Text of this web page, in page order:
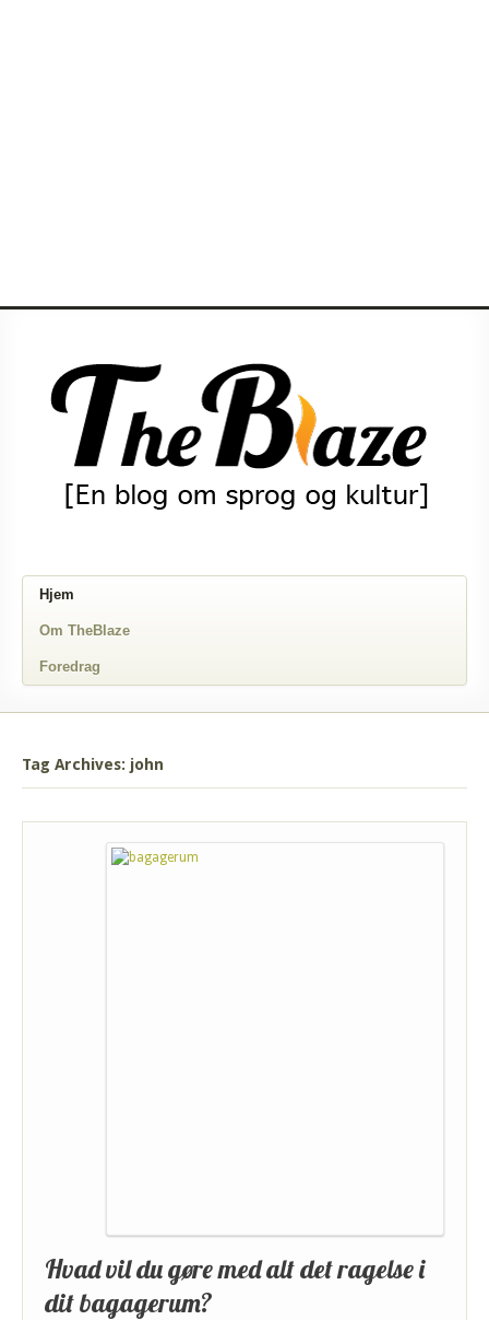
Hjem
Om TheBlaze
Foredrag
Tag Archives: john
Hvad vil du gøre med alt det ragelse i
dit bagagerum?